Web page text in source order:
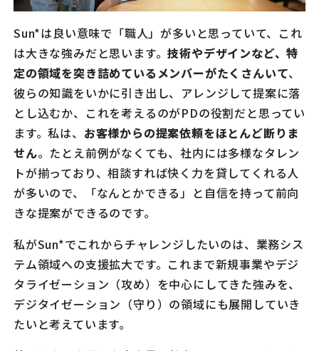
Sun*は良い意味で「職人」が多いと思っていて、これ
は大きな強みだと思います。技術やデザインなど、特
定の領域を突き詰めているメンバーがたくさんいて、
彼らの知識をいかに引き出し、アレンジして提案に落
とし込むか、これを考えるのがPDの役割だと思ってい
ます。私は、 お客様からの提案依頼をほとんど断りま
せん。たとえ前例がなくても、社内には多様なタレン
トが揃っており、相談すれば快く力を貸してくれる人
が多いので、「なんとかできる」と自信を持って前向
きな提案ができるのです。
私がSun*でこれからチャレンジしたいのは、業務シス
テム領域への支援拡大です。これまで新規事業やデジ
タライゼーション（攻め）を中心にしてきた強みを、
デジタイゼーション（守り）の領域にも展開していき
たいと考えています。